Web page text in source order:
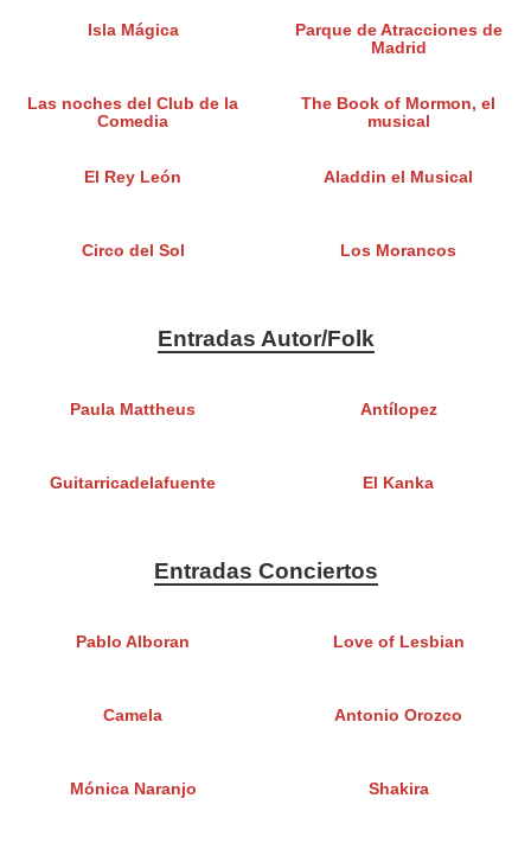
Isla Mágica
Parque de Atracciones de
Madrid
Las noches del Club de la
Comedia
The Book of Mormon, el
musical
El Rey León Aladdin el Musical
Circo del Sol Los Morancos
Entradas Autor/Folk
Paula Mattheus Antílopez
Guitarricadelafuente El Kanka
Entradas Conciertos
Pablo Alboran Love of Lesbian
Camela Antonio Orozco
Mónica Naranjo Shakira